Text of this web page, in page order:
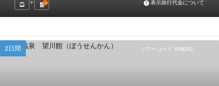
1 泊 表示旅行代金について
ツアーコード N98202
2日間